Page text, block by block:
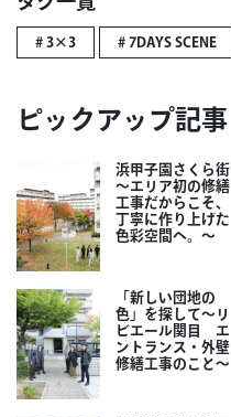
# 3×3 # 7DAYS SCENE
ピックアップ記事
浜甲子園さくら街
～エリア初の修繕
工事だからこそ、
丁寧に作り上げた
色彩空間へ。～
「新しい団地の
色」を探して～リ
ビエール関目 エ
ントランス・外壁
修繕工事のこと～